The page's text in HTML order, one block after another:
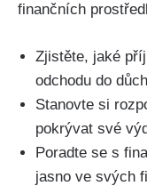
finančních
Zjistěte, jaké
odchodu do
Stanovte si
pokrývat své
Poradte se s
jasno ve svých